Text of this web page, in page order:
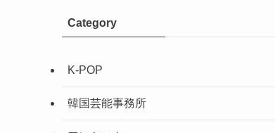
Category
K-POP
韓国芸能事務所